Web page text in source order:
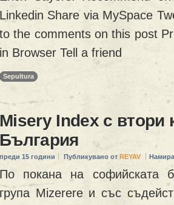
Linkedin Share via MySpace
to the comments on this post
in Browser Tell a friend
Sepultura
Misery Index с втори
България
преди 15 години Публикувано от REYAV
По покана на софийската
група Mizerere и със